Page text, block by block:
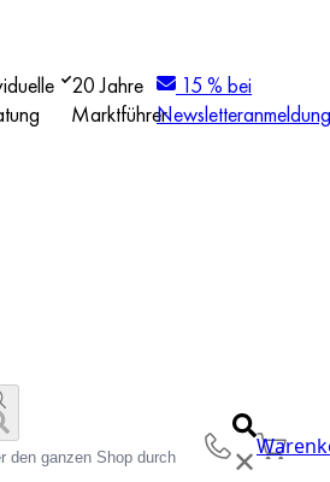
20 Jahre
Marktführer
15 % bei
Newsletteranmeldung
✕